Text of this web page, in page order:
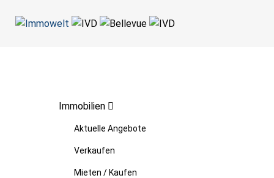
Immobilien
Aktuelle Angebote
Verkaufen
Mieten / Kaufen